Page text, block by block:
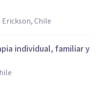
Chile
individual, familiar y